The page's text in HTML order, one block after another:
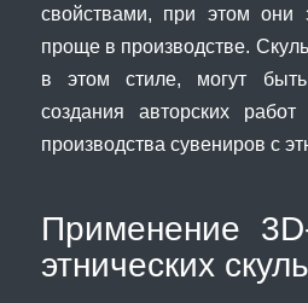
свойствами, при этом они
проще в производстве.
в этом стиле, могут
создания авторских
производства сувениров с
Применение
этнических